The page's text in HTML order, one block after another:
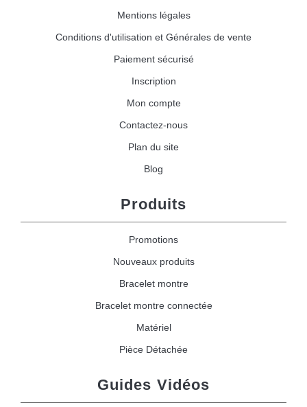
Mentions légales
Conditions d'utilisation et Générales de vente
Paiement sécurisé
Inscription
Mon compte
Contactez-nous
Plan du site
Blog
Produits
Promotions
Nouveaux produits
Bracelet montre
Bracelet montre connectée
Matériel
Pièce Détachée
Guides Vidéos